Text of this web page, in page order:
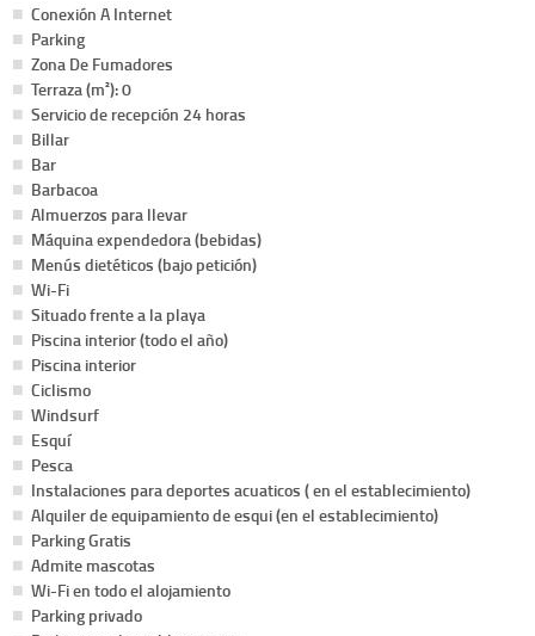
Conexión A Internet
Parking
Zona De Fumadores
Terraza (m²): 0
Servicio de recepción 24 horas
Billar
Bar
Barbacoa
Almuerzos para llevar
Máquina expendedora (bebidas)
Menús dietéticos (bajo petición)
Wi-Fi
Situado frente a la playa
Piscina interior (todo el año)
Piscina interior
Ciclismo
Windsurf
Esquí
Pesca
Instalaciones para deportes acuaticos ( en el establecimiento)
Alquiler de equipamiento de esqui (en el establecimiento)
Parking Gratis
Admite mascotas
Wi-Fi en todo el alojamiento
Parking privado